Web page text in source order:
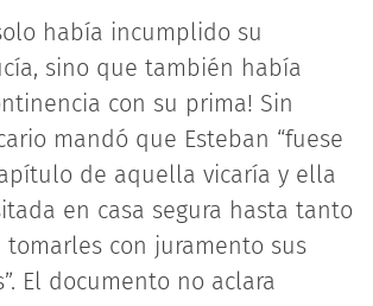
había incumplido su
sino que también había
con su prima! Sin
mandó que Esteban “fuese
de aquella vicaría y ella
en casa segura hasta tanto
tomarles con juramento sus
El documento no aclara